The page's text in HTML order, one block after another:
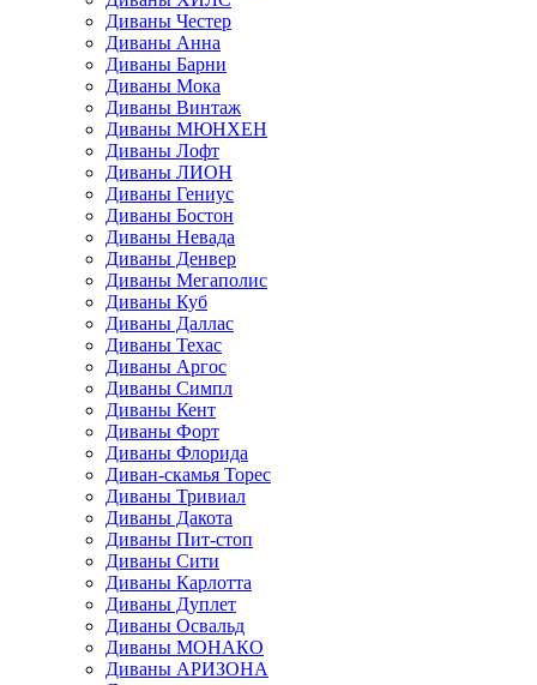
Диваны Честер
Диваны Анна
Диваны Барни
Диваны Мока
Диваны Винтаж
Диваны МЮНХЕН
Диваны Лофт
Диваны ЛИОН
Диваны Гениус
Диваны Бостон
Диваны Невада
Диваны Денвер
Диваны Мегаполис
Диваны Куб
Диваны Даллас
Диваны Техас
Диваны Аргос
Диваны Симпл
Диваны Кент
Диваны Форт
Диваны Флорида
Диван-скамья Торес
Диваны Тривиал
Диваны Дакота
Диваны Пит-стоп
Диваны Сити
Диваны Карлотта
Диваны Дуплет
Диваны Освальд
Диваны МОНАКО
Диваны АРИЗОНА